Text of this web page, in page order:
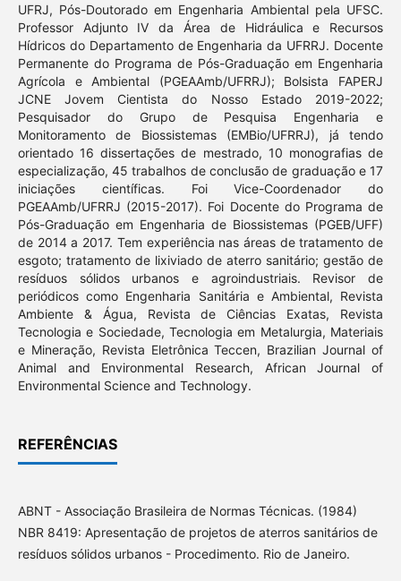
UFRJ, Pós-Doutorado em Engenharia Ambiental pela UFSC.
Professor Adjunto IV da Área de Hidráulica e Recursos
Hídricos do Departamento de Engenharia da UFRRJ. Docente
Permanente do Programa de Pós-Graduação em Engenharia
Agrícola e Ambiental (PGEAAmb/UFRRJ); Bolsista FAPERJ
JCNE Jovem Cientista do Nosso Estado 2019-2022;
Pesquisador do Grupo de Pesquisa Engenharia e
Monitoramento de Biossistemas (EMBio/UFRRJ), já tendo
orientado 16 dissertações de mestrado, 10 monografias de
especialização, 45 trabalhos de conclusão de graduação e 17
iniciações científicas. Foi Vice-Coordenador do
PGEAAmb/UFRRJ (2015-2017). Foi Docente do Programa de
Pós-Graduação em Engenharia de Biossistemas (PGEB/UFF)
de 2014 a 2017. Tem experiência nas áreas de tratamento de
esgoto; tratamento de lixiviado de aterro sanitário; gestão de
resíduos sólidos urbanos e agroindustriais. Revisor de
periódicos como Engenharia Sanitária e Ambiental, Revista
Ambiente & Água, Revista de Ciências Exatas, Revista
Tecnologia e Sociedade, Tecnologia em Metalurgia, Materiais
e Mineração, Revista Eletrônica Teccen, Brazilian Journal of
Animal and Environmental Research, African Journal of
Environmental Science and Technology.
REFERÊNCIAS
ABNT - Associação Brasileira de Normas Técnicas. (1984)
NBR 8419: Apresentação de projetos de aterros sanitários de
resíduos sólidos urbanos - Procedimento. Rio de Janeiro.